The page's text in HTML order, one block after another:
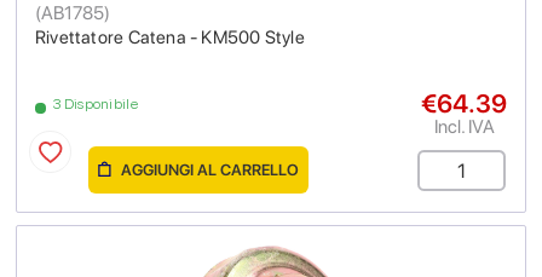
Rivettatore Catena - KM500 Style
(AB1785)
3 Disponibile €64.39
Incl. IVA
AGGIUNGI AL CARRELLO